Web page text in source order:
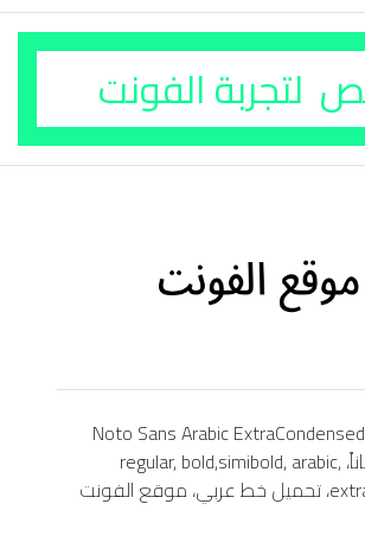
تحمييل خط Noto Sans Arabic ExtraCondensed
Medium مجاناً، regular, bold,simibold, arabic,
extra bold, black، تحميل خط عربي، موقع الفونت